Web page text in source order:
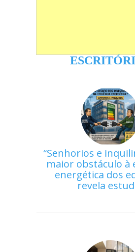
Senhorios e
maior obstáculo à
energética dos
revela